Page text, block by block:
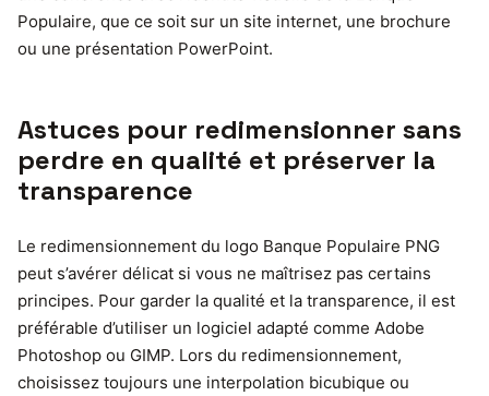
Populaire, que ce soit sur un site internet, une brochure
ou une présentation PowerPoint.
Astuces pour redimensionner sans
perdre en qualité et préserver la
transparence
Le redimensionnement du logo Banque Populaire PNG
peut s’avérer délicat si vous ne maîtrisez pas certains
principes. Pour garder la qualité et la transparence, il est
préférable d’utiliser un logiciel adapté comme Adobe
Photoshop ou GIMP. Lors du redimensionnement,
choisissez toujours une interpolation bicubique ou